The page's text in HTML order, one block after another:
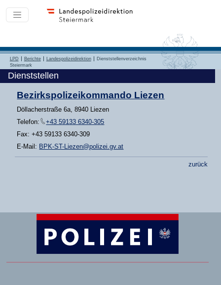
LPD Berichte Landespolizeidirektion
Dienststellenverzeichnis
Steiermark
Dienststellen
Bezirkspolizeikommando Liezen
Döllacherstraße 6a, 8940 Liezen
Telefon:
+43 59133 6340-305
Fax: +43 59133 6340-309
E-Mail: BPK-ST-Liezen@polizei.gv.at
zurück